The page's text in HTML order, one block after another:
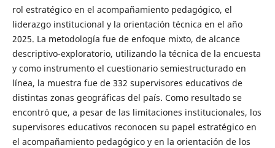
rol estratégico en el acompañamiento pedagógico, el
liderazgo institucional y la orientación técnica en el año
2025. La metodología fue de enfoque mixto, de alcance
descriptivo-exploratorio, utilizando la técnica de la encuesta
y como instrumento el cuestionario semiestructurado en
línea, la muestra fue de 332 supervisores educativos de
distintas zonas geográficas del país. Como resultado se
encontró que, a pesar de las limitaciones institucionales, los
supervisores educativos reconocen su papel estratégico en
el acompañamiento pedagógico y en la orientación de los